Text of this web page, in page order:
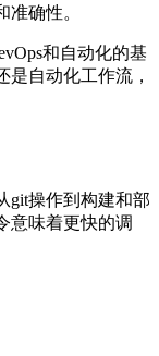
确性。
和自动化的基
自动化工作流，
git操作到构建和部
意味着更快的调